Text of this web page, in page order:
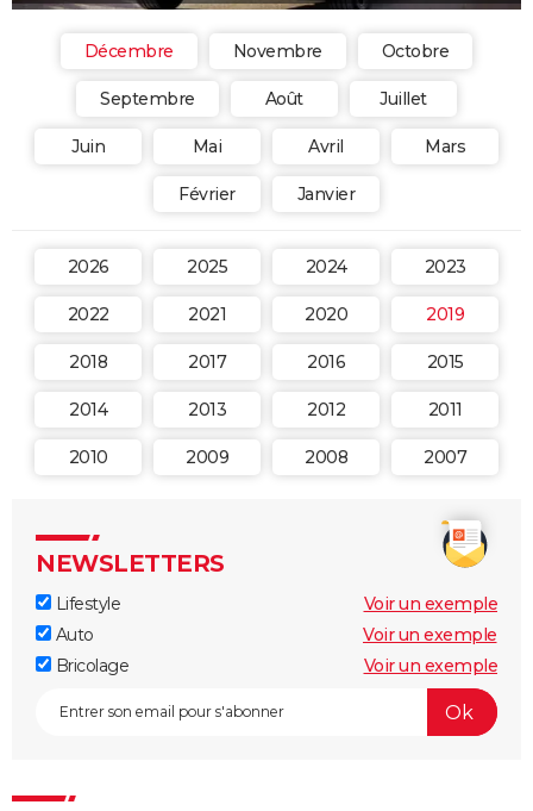
Décembre Novembre Octobre
Septembre Août Juillet
Juin Mai Avril Mars
Février Janvier
2026 2025 2024 2023
2022 2021 2020 2019
2018 2017 2016 2015
2014 2013 2012 2011
2010 2009 2008 2007
NEWSLETTERS
Lifestyle
Voir un exemple
Auto
Voir un exemple
Bricolage
Voir un exemple